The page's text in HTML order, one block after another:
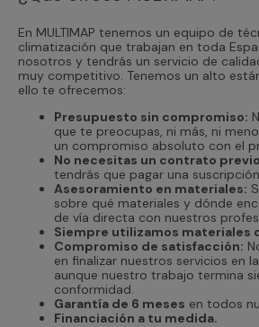
En MULTIMAP tenemos un equipo de
climatización que trabajan en toda
nosotros y tendrás un servicio de
muy competitivo. Tenemos un alto
ello te ofrecemos:
Presupuesto sin compromiso:
que te preocupas, ni más, ni
un compromiso absoluto con el
No necesitas un contrato previo
tendrás que pagar una
Asesoramiento en materiales:
sobre qué materiales y dónde
de vía directa con nuestros
Siempre utilizamos materiales
Compromiso de satisfacción:
en finalizar nuestros servicios en
aunque nuestro trabajo termina
conformidad.
Garantía de 6 meses en todos
Financiación a tu medida.